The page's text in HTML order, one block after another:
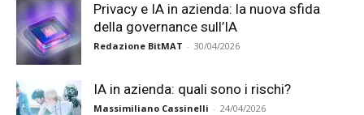
Privacy e IA in azienda: la nuova sfida
della governance sull’IA
Redazione BitMAT - 30/04/2026
IA in azienda: quali sono i rischi?
Massimiliano Cassinelli - 24/04/2026